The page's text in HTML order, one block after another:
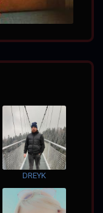
DREYK